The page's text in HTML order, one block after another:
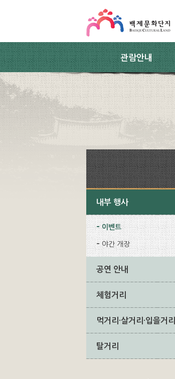
관람안내
내부 행사
이벤트
야간 개장
공연 안내
체험거리
먹거리·살거리·입을거리
탈거리